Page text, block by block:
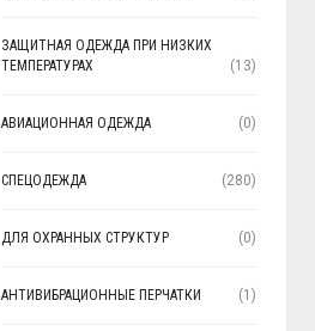
ЗАЩИТНАЯ ОДЕЖДА ПРИ НИЗКИХ
ТЕМПЕРАТУРАХ
(13)
АВИАЦИОННАЯ ОДЕЖДА (0)
СПЕЦОДЕЖДА (280)
ДЛЯ ОХРАННЫХ СТРУКТУР (0)
АНТИВИБРАЦИОННЫЕ ПЕРЧАТКИ (1)